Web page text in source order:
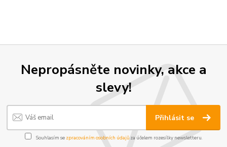
Nepropásněte novinky, akce a
slevy!
Přihlásit se
Souhlasím se zpracováním osobních údajůza účelem rozesílky newsletteru.